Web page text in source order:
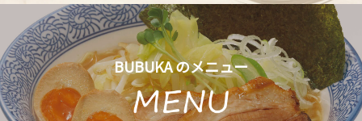
BUBUKA のメニュー